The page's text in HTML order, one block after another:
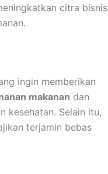
citra bisnis
ingin memberikan
makanan dan
kesehatan. Selain itu,
terjamin bebas